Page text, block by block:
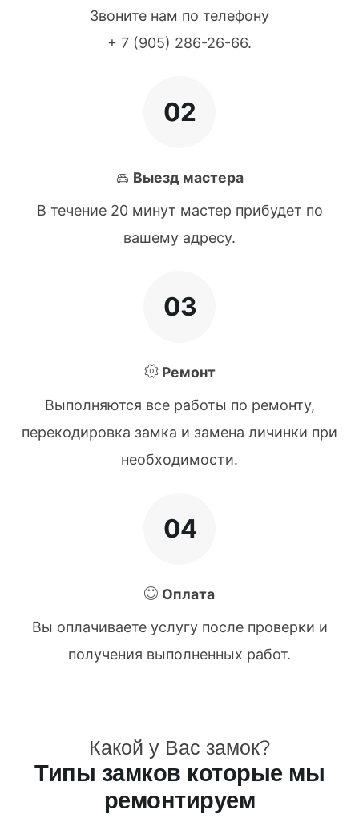
Звоните нам по телефону
+ 7 (905) 286-26-66.
02
Выезд мастера
В течение 20 минут мастер прибудет по
вашему адресу.
03
Ремонт
Выполняются все работы по ремонту,
перекодировка замка и замена личинки при
необходимости.
04
Оплата
Вы оплачиваете услугу после проверки и
получения выполненных работ.
Какой у Вас замок?
Типы замков которые мы
ремонтируем